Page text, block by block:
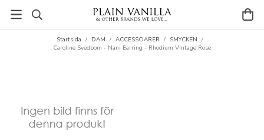
Startsida / DAM / ACCESSOARER / SMYCKEN /
Caroline Svedbom - Nani Earring - Rhodium Vintage Rose